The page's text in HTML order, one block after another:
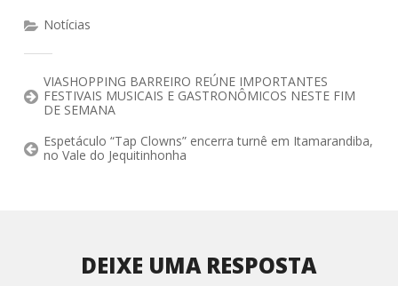
Notícias
VIASHOPPING BARREIRO REÚNE IMPORTANTES
FESTIVAIS MUSICAIS E GASTRONÔMICOS NESTE FIM
DE SEMANA
Espetáculo “Tap Clowns” encerra turnê em Itamarandiba,
no Vale do Jequitinhonha
DEIXE UMA RESPOSTA